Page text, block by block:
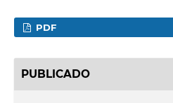
PDF
PUBLICADO